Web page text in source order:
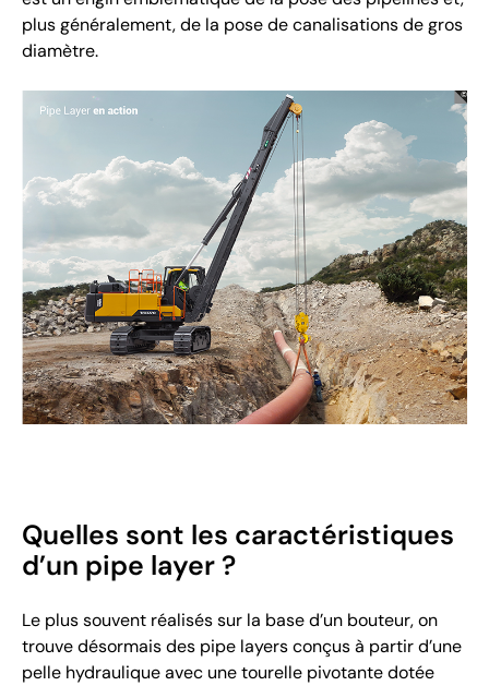
plus généralement, de la pose de canalisations de gros
diamètre.
Quelles sont les caractéristiques
d’un pipe layer ?
Le plus souvent réalisés sur la base d’un bouteur, on
trouve désormais des pipe layers conçus à partir d’une
pelle hydraulique avec une tourelle pivotante dotée